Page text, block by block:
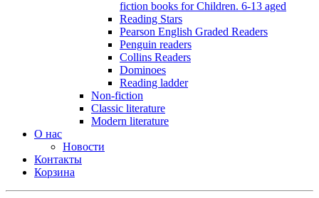
fiction books for Children. 6-13 aged
Reading Stars
Pearson English Graded Readers
Penguin readers
Collins Readers
Dominoes
Reading ladder
Non-fiction
Classic literature
Modern literature
О нас
Новости
Контакты
Корзина